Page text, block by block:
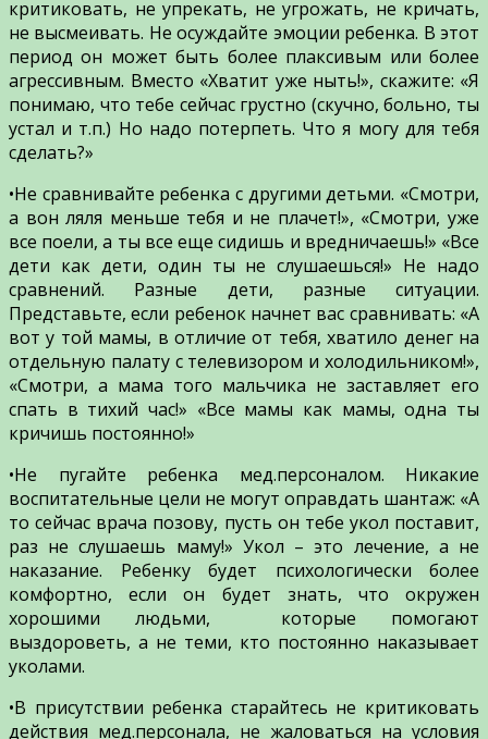
критиковать, не упрекать, не угрожать, не кричать,
не высмеивать. Не осуждайте эмоции ребенка. В этот
период он может быть более плаксивым или более
агрессивным. Вместо «Хватит уже ныть!», скажите: «Я
понимаю, что тебе сейчас грустно (скучно, больно, ты
устал и т.п.) Но надо потерпеть. Что я могу для тебя
сделать?»
•Не сравнивайте ребенка с другими детьми. «Смотри,
а вон ляля меньше тебя и не плачет!», «Смотри, уже
все поели, а ты все еще сидишь и вредничаешь!» «Все
дети как дети, один ты не слушаешься!» Не надо
сравнений. Разные дети, разные ситуации.
Представьте, если ребенок начнет вас сравнивать: «А
вот у той мамы, в отличие от тебя, хватило денег на
отдельную палату с телевизором и холодильником!»,
«Смотри, а мама того мальчика не заставляет его
спать в тихий час!» «Все мамы как мамы, одна ты
кричишь постоянно!»
•Не пугайте ребенка мед.персоналом. Никакие
воспитательные цели не могут оправдать шантаж: «А
то сейчас врача позову, пусть он тебе укол поставит,
раз не слушаешь маму!» Укол – это лечение, а не
наказание. Ребенку будет психологически более
комфортно, если он будет знать, что окружен
хорошими людьми, которые помогают
выздороветь, а не теми, кто постоянно наказывает
уколами.
•В присутствии ребенка старайтесь не критиковать
действия мед.персонала, не жаловаться на условия